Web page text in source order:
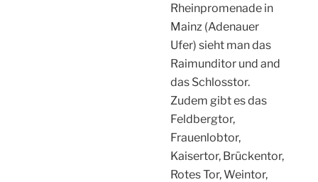
Rheinpromenade in
Mainz (Adenauer
Ufer) sieht man das
Raimunditor und and
das Schlosstor.
Zudem gibt es das
Feldbergtor,
Frauenlobtor,
Kaisertor, Brückentor,
Rotes Tor, Weintor,